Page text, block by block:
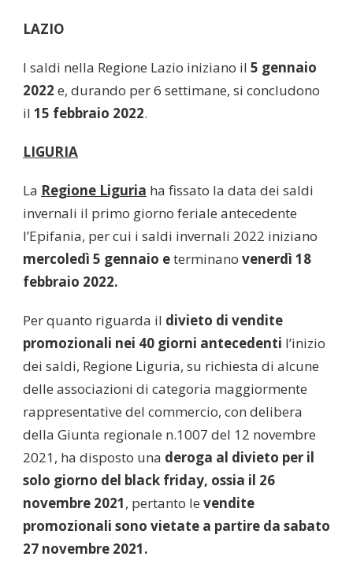
LAZIO
I saldi nella Regione Lazio iniziano il 5 gennaio
2022 e, durando per 6 settimane, si concludono
il 15 febbraio 2022.
LIGURIA
La Regione Liguria ha fissato la data dei saldi
invernali il primo giorno feriale antecedente
l’Epifania, per cui i saldi invernali 2022 iniziano
mercoledì 5 gennaio eterminano venerdì 18
febbraio 2022.
Per quanto riguarda il divieto di vendite
promozionali nei 40 giorni antecedenti l’inizio
dei saldi, Regione Liguria, su richiesta di alcune
delle associazioni di categoria maggiormente
rappresentative del commercio, con delibera
della Giunta regionale n.1007 del 12 novembre
2021, ha disposto una deroga al divieto per il
solo giorno del black friday, ossia il 26
novembre 2021, pertanto le vendite
promozionali sono vietate a partire da sabato
27 novembre 2021.